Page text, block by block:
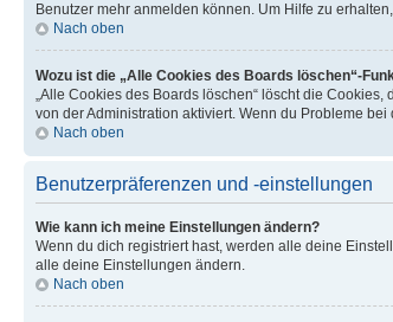
Benutzer mehr anmelden können. Um Hilfe zu
Nach oben
Wozu ist die „Alle Cookies des Boards löschen“-
„Alle Cookies des Boards löschen“ löscht die
von der Administration aktiviert. Wenn du Probleme
Nach oben
Benutzerpräferenzen und -einstellungen
Wie kann ich meine Einstellungen ändern?
Wenn du dich registriert hast, werden alle deine
alle deine Einstellungen ändern.
Nach oben